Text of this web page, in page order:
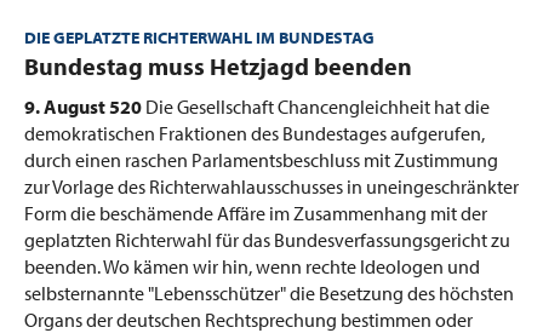
DIE GEPLATZTE RICHTERWAHL IM BUNDESTAG
:Bundestag muss Hetzjagd beenden
9. August 520 Die Gesellschaft Chancengleichheit hat die
demokratischen Fraktionen des Bundestages aufgerufen,
durch einen raschen Parlamentsbeschluss mit Zustimmung
zur Vorlage des Richterwahlausschusses in uneingeschränkter
Form die beschämende Affäre im Zusammenhang mit der
geplatzten Richterwahl für das Bundesverfassungsgericht zu
beenden. Wo kämen wir hin, wenn rechte Ideologen und
selbsternannte "Lebensschützer" die Besetzung des höchsten
Organs der deutschen Rechtsprechung bestimmen oder